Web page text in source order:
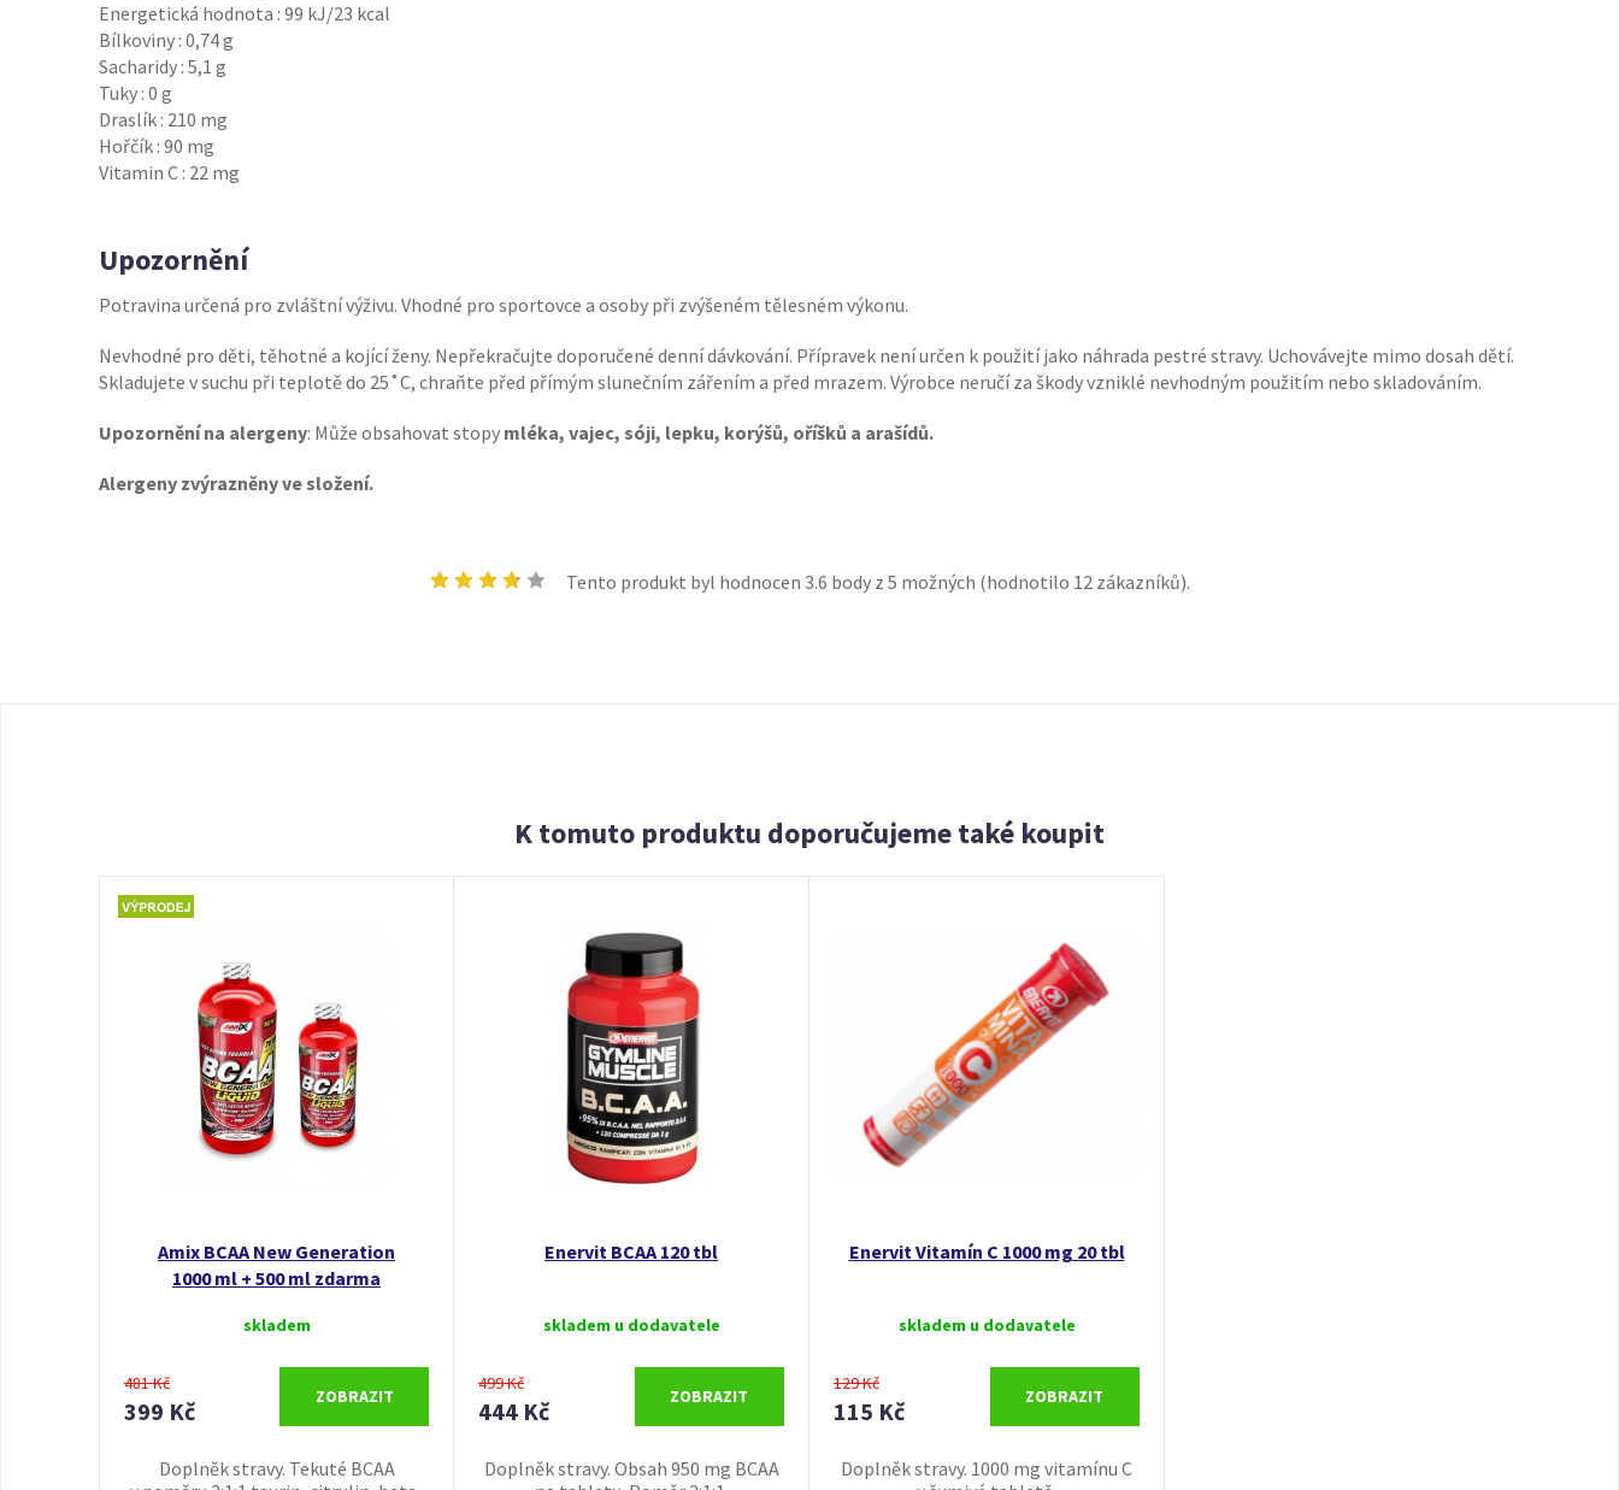
Energetická hodnota : 99 kJ/23 kcal
Bílkoviny : 0,74 g
Sacharidy : 5,1 g
Tuky : 0 g
Draslík : 210 mg
Hořčík : 90 mg
Vitamin C : 22 mg
Upozornění
Potravina určená pro zvláštní výživu. Vhodné pro sportovce a osoby při zvýšeném tělesném výkonu.
Nevhodné pro děti, těhotné a kojící ženy. Nepřekračujte doporučené denní dávkování. Přípravek není určen k použití jako náhrada pestré stravy. Uchovávejte mimo dosah dětí.
Skladujete v suchu při teplotě do 25˚C, chraňte před přímým slunečním zářením a před mrazem. Výrobce neručí za škody vzniklé nevhodným použitím nebo skladováním.
Upozornění na alergeny: Může obsahovat stopy mléka, vajec, sóji, lepku, korýšů, oříšků a arašídů.
Alergeny zvýrazněny ve složení.
Tento produkt byl hodnocen 3.6 body z 5 možných (hodnotilo 12zákazníků).
K tomuto produktu doporučujeme také koupit
Amix BCAA New Generation
1000 ml + 500 ml zdarma
skladem
481 Kč
399 Kč
ZOBRAZIT
Doplněk stravy. Tekuté BCAA
Enervit BCAA 120 tbl
skladem u dodavatele
499 Kč
444 Kč
ZOBRAZIT
Doplněk stravy. Obsah 950 mg BCAA
Enervit Vitamín C 1000 mg 20 tbl
skladem u dodavatele
129 Kč
115 Kč
ZOBRAZIT
Doplněk stravy. 1000 mg vitamínu C